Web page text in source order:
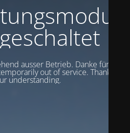
ausser Betrieb. Danke für dein
out of service. Thank you
understanding.